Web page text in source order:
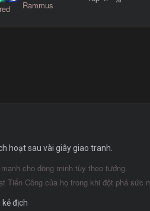
Rammus
hoạt sau vài giây giao tranh.
cho đồng minh tùy theo tướng.
Tiến Công của họ trong khi đột phá sức
địch